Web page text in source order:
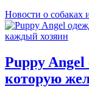
Новости о собаках
Puppy Angel
которую